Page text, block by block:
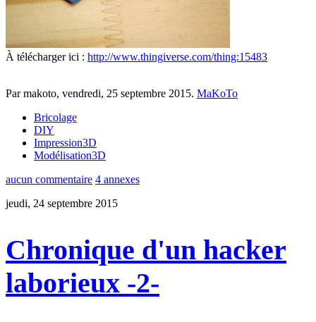
À télécharger ici : http://www.thingiverse.com/thing:15483
Par makoto, vendredi, 25 septembre 2015. MaKoTo
Bricolage
DIY
Impression3D
Modélisation3D
aucun commentaire 4 annexes
jeudi, 24 septembre 2015
Chronique d'un hacker
laborieux -2-